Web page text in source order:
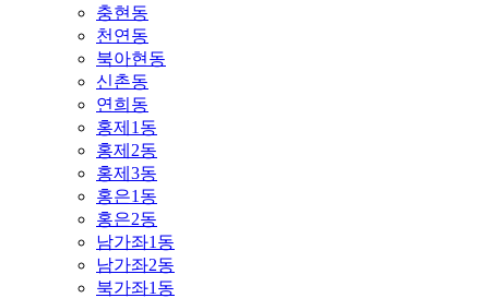
충현동
천연동
북아현동
신촌동
연희동
홍제1동
홍제2동
홍제3동
홍은1동
홍은2동
남가좌1동
남가좌2동
북가좌1동